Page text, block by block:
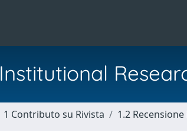
Institutional
1 Contributo su Rivista 1.2